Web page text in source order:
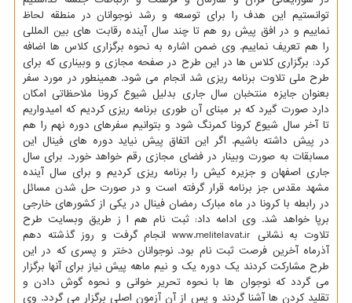
توانستیم این هدف را برای توسعه و رشد نوجوانان در منطقه لحاظ
نماییم و در افق پیش رو هم تا چند سال آینده رقابت های بین المللی
را هم تعریف نماییم. وی ضمن اشاره به نحوه برگزاری کلاس ها اضافه
کرد: برگزاری کلاس ها در این طرح در صفحه مجازی و وبیناری که برای
طرح ملی تلاوت برنامه ریزی شد انجام می شود. همینطور در مورد سفر
بعنوان جایزه منتخبان سال جاری بدلیل شیوع کرونا ملاحظاتی امکان
دارد صورت گیرد که بر مبنای آن طوری برنامه ریزی کردیم که امیدواریم
تا آخر سال شیوع کرونا کمرنگ شود و بتوانیم سفرهای دوره نهم را هم
در پیش داشته باشیم. اگر این اتفاق پیش نیاید دوره های فینال این
مسابقات به صورت وبینار در فضای مجازی رقم خواهد خورد. برای سال
جاری اصفهان و جزیره کیش را برنامه ریزی کردیم و برای سال آینده
مشهد مقدس جز برنامه قرار گرفته است و در صورت حل شدن مسائل
در رابطه با کرونا در ماه مبارک رمضان فینال در یکی از کشورهای خارجی
برپا خواهد شد. وی ادامه داد: ثبت نام هم ا ز طریق وبسایت طرح
تلاوت به نشانی www.melitelavat.ir انجام گرفت و روز گذشته دهم
آذرماه آخرین فرصت ثبت نام بود. نوجوانان دختر و پسری که در این
طرح مشارکت کردند یک دوره یک و نیم ماهه پیش نیاز برای آنها برگزار
می گردد که نوجوان ها با نحوه تحریر خوانی و نحوه گوش دادن و
تقلید کردن ها آشنا گردند و پس از آن آزمون اصلی برگزار می گردد. وی